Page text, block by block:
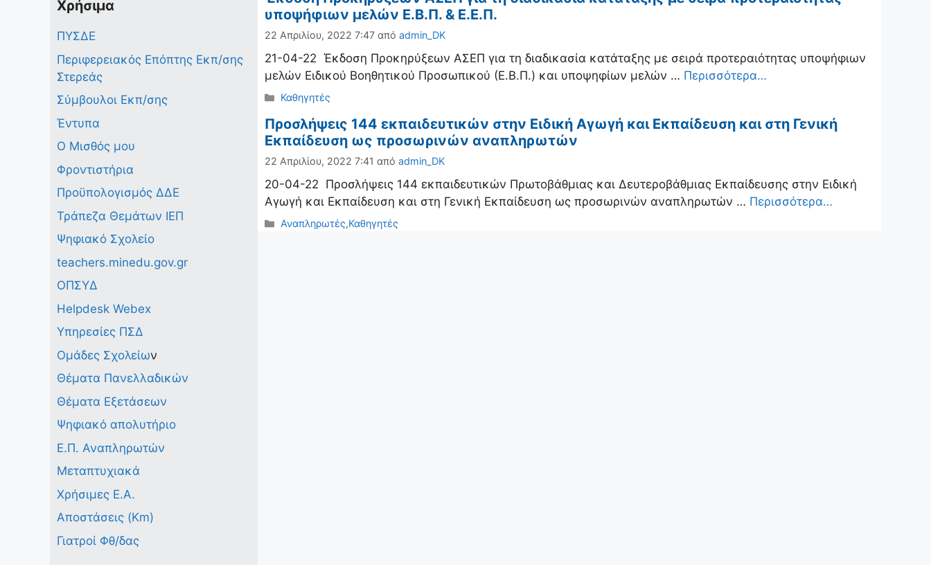
υποψήφιων μελών Ε.Β.Π. & Ε.Ε.Π.
22 Απριλίου, 2022 7:47 από admin_DK
21-04-22 Έκδοση Προκηρύξεων ΑΣΕΠ για τη διαδικασία κατάταξης με σειρά προτεραιότητας υποψήφιων
μελών Ειδικού Βοηθητικού Προσωπικού (Ε.Β.Π.) και υποψηφίων μελών … Περισσότερα…
Κατηγορίες
Καθηγητές
Προσλήψεις 144 εκπαιδευτικών στην Ειδική Αγωγή και Εκπαίδευση και στη Γενική
Εκπαίδευση ως προσωρινών αναπληρωτών
22 Απριλίου, 2022 7:41 από admin_DK
20-04-22 Προσλήψεις 144 εκπαιδευτικών Πρωτοβάθμιας και Δευτεροβάθμιας Εκπαίδευσης στην Ειδική
Αγωγή και Εκπαίδευση και στη Γενική Εκπαίδευση ως προσωρινών αναπληρωτών … Περισσότερα…
Κατηγορίες
Αναπληρωτές,Καθηγητές
Χρήσιμα
ΠΥΣΔΕ
Περιφερειακός Επόπτης Εκπ/σης
Στερεάς
Σύμβουλοι Εκπ/σης
Έντυπα
Ο Μισθός μου
Φροντιστήρια
Προϋπολογισμός ΔΔΕ
Τράπεζα Θεμάτων ΙΕΠ
Ψηφιακό Σχολείο
teachers.minedu.gov.gr
ΟΠΣΥΔ
Helpdesk Webex
Υπηρεσίες ΠΣΔ
Ομάδες Σχολείων
Θέματα Πανελλαδικών
Θέματα Εξετάσεων
Ψηφιακό απολυτήριο
Ε.Π. Αναπληρωτών
Μεταπτυχιακά
Χρήσιμες Ε.Α.
Αποστάσεις (Km)
Γιατροί Φθ/δας